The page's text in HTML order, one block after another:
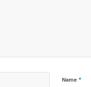
Name *